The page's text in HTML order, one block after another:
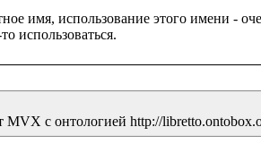
имя, использование этого имени -